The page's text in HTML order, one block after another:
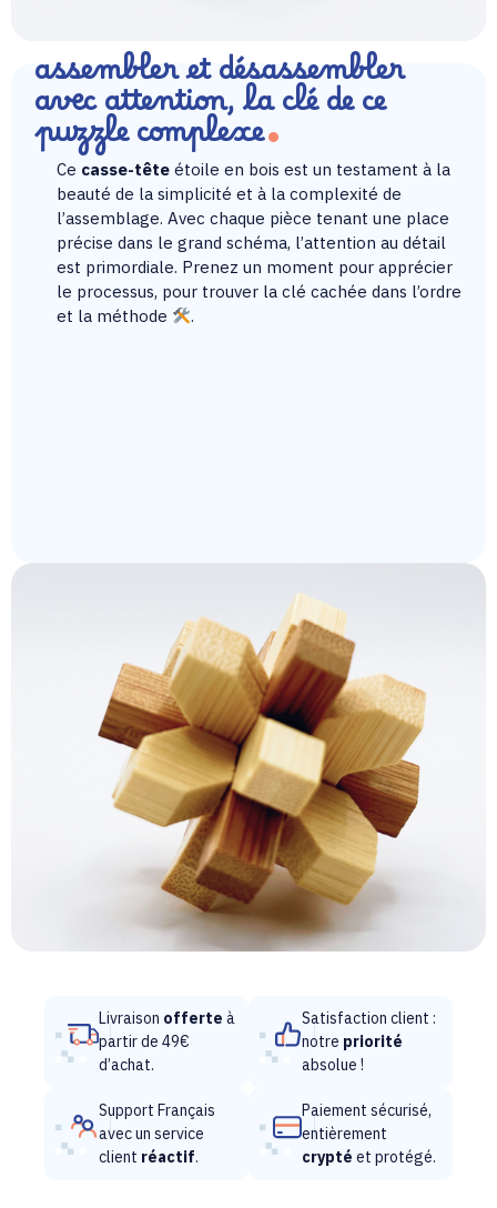
assembler et désassembler
avec attention, la clé de ce
puzzle complexe
Ce casse-tête étoile en bois est un testament à la
beauté de la simplicité et à la complexité de
l’assemblage. Avec chaque pièce tenant une place
précise dans le grand schéma, l’attention au détail
est primordiale. Prenez un moment pour apprécier
le processus, pour trouver la clé cachée dans l’ordre
et la méthode
.
Livraison offerte à
partir de 49€
d’achat.
Satisfaction client :
notre priorité
absolue !
Support Français
avec un service
client réactif.
Paiement sécurisé,
entièrement
crypté et protégé.